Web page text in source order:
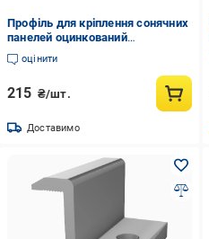
Профіль для кріплення сонячних
панелей оцинкований
41х41х10х1,5х500 мм (00262)
оцінити
215 ₴/шт.
Доставимо